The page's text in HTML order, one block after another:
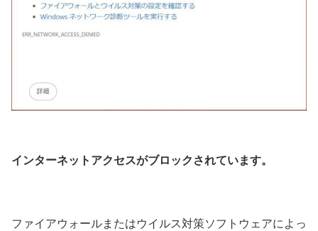
インターネットアクセスがブロックされています。
ファイアウォールまたはウイルス対策ソフトウェアによっ